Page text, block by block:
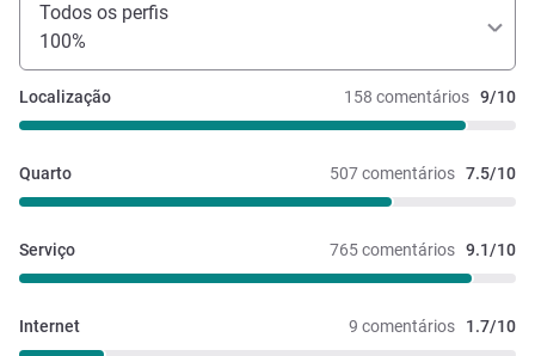
Todos os perfis
100%
158 comentários 9/10
Localização
507 comentários 7.5/10
Quarto
765 comentários 9.1/10
Serviço
9 comentários 1.7/10
Internet